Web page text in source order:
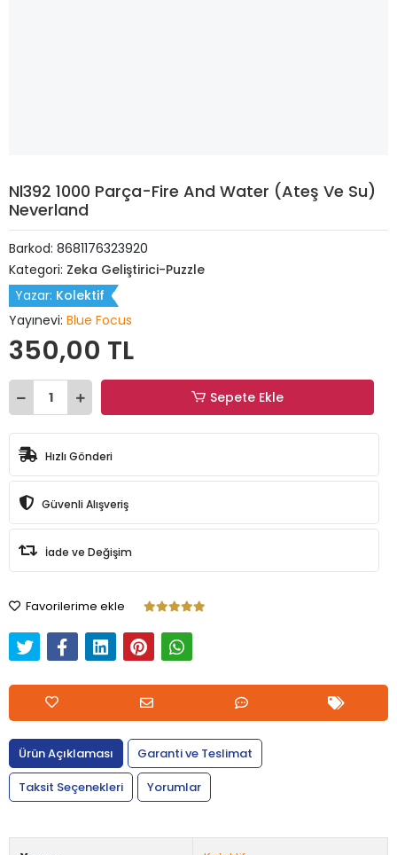
Nl392 1000 Parça-Fire And Water (Ateş Ve Su)
Neverland
Barkod: 8681176323920
Kategori: Zeka Geliştirici-Puzzle
Yazar: Kolektif
Yayınevi: Blue Focus
350,00 TL
Sepete Ekle
Hızlı Gönderi
Güvenli Alışveriş
İade ve Değişim
Favorilerime ekle
Ürün Açıklaması
Garanti ve Teslimat
Taksit Seçenekleri
Yorumlar